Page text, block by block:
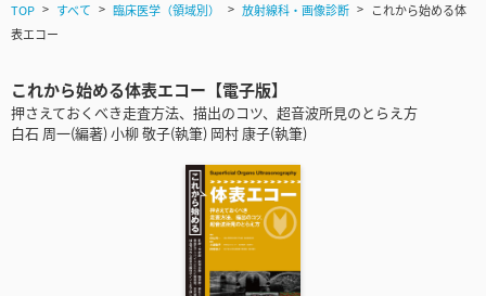
TOP すべて 臨床医学（領域別） 放射線科・画像診断
これから始める体
表エコー
これから始める体表エコー【電子版】
押さえておくべき走査方法、描出のコツ、超音波所見のとらえ方
白石 周一(編著) 小柳 敬子(執筆) 岡村 康子(執筆)